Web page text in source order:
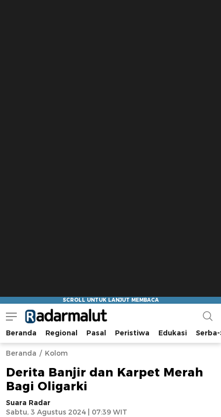
Radar Malut
Bacaan Nyindir
Beranda Regional Pasal Peristiwa Edukasi
Beranda Kolom
Derita Banjir dan Karpet Merah
Bagi Oligarki
Suara Radar
Sabtu, 3 Agustus 2024 | 07:39 WIT